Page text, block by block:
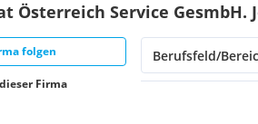
Österreich Service GesmbH.
folgen
dieser Firma
Berufsfeld/